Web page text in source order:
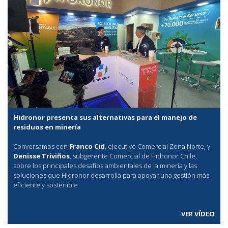
Hidronor presenta sus alternativas para el manejo de
residuos en minería
Conversamos con Franco Cid, ejecutivo Comercial Zona Norte, y
Denisse Triviños, subgerente Comercial de Hidronor Chile,
sobre los principales desafíos ambientales de la minería y las
soluciones que Hidronor desarrolla para apoyar una gestión más
eficiente y sostenible.
VER VÍDEO